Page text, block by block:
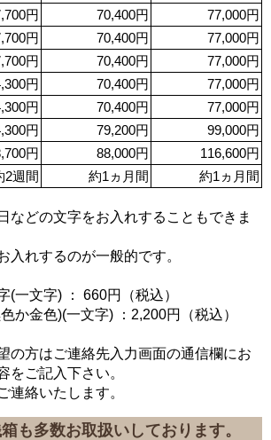
円 70,400円
77,000円
円 70,400円
77,000円
円 70,400円
77,000円
円 70,400円
77,000円
円 70,400円
77,000円
円 79,200円
99,000円
円 88,000円
116,600円
2週間 約1ヵ月間 約1ヵ月間
などの文字をお入れすることもできま
れするのが一般的です。
一文字) ： 660円（税込）
か金色)(一文字) ：2,200円（税込）
の方はご連絡先入力画面の通信欄にお
をご記入下さい。
絡いたします。
も多数お取扱いしております。